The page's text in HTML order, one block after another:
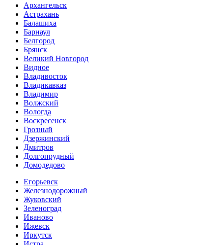
Архангельск
Астрахань
Балашиха
Барнаул
Белгород
Брянск
Великий Новгород
Видное
Владивосток
Владикавказ
Владимир
Волжский
Вологда
Воскресенск
Грозный
Дзержинский
Дмитров
Долгопрудный
Домодедово
Егорьевск
Железнодорожный
Жуковский
Зеленоград
Иваново
Ижевск
Иркутск